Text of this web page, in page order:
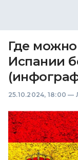
Где
Испании
25.10.2024, 18:00 —